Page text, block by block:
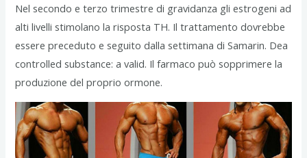
Nel secondo e terzo trimestre di gravidanza gli estrogeni ad
alti livelli stimolano la risposta TH. Il trattamento dovrebbe
essere preceduto e seguito dalla settimana di Samarin. Dea
controlled substance: a valid. Il farmaco può sopprimere la
produzione del proprio ormone.